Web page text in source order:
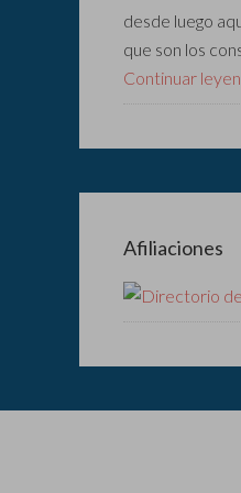
desde luego
que son los
Continuar
Afiliaciones